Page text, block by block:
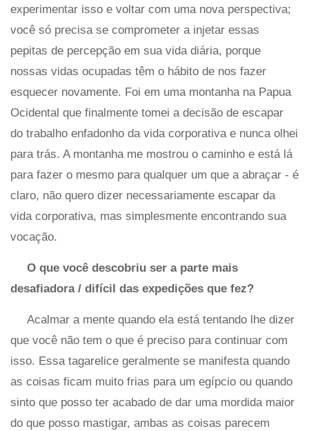
experimentar isso e voltar com uma nova perspectiva;
você só precisa se comprometer a injetar essas
pepitas de percepção em sua vida diária, porque
nossas vidas ocupadas têm o hábito de nos fazer
esquecer novamente. Foi em uma montanha na Papua
Ocidental que finalmente tomei a decisão de escapar
do trabalho enfadonho da vida corporativa e nunca olhei
para trás. A montanha me mostrou o caminho e está lá
para fazer o mesmo para qualquer um que a abraçar - é
claro, não quero dizer necessariamente escapar da
vida corporativa, mas simplesmente encontrando sua
vocação.
O que você descobriu ser a parte mais
desafiadora / difícil das expedições que fez?
Acalmar a mente quando ela está tentando lhe dizer
que você não tem o que é preciso para continuar com
isso. Essa tagarelice geralmente se manifesta quando
as coisas ficam muito frias para um egípcio ou quando
sinto que posso ter acabado de dar uma mordida maior
do que posso mastigar, ambas as coisas parecem